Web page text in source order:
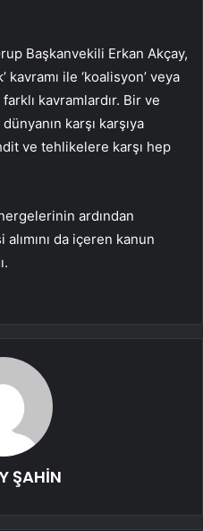
Başkanvekili Erkan Akçay,
kavramı ile ‘koalisyon’ veya
farklı kavramlardır. Bir ve
karşı karşıya
ve tehlikelere karşı hep
ardından
da içeren kanun
ŞAHİN